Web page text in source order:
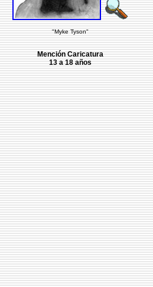
"Myke Tyson"
Mención Caricatura
13 a 18 años